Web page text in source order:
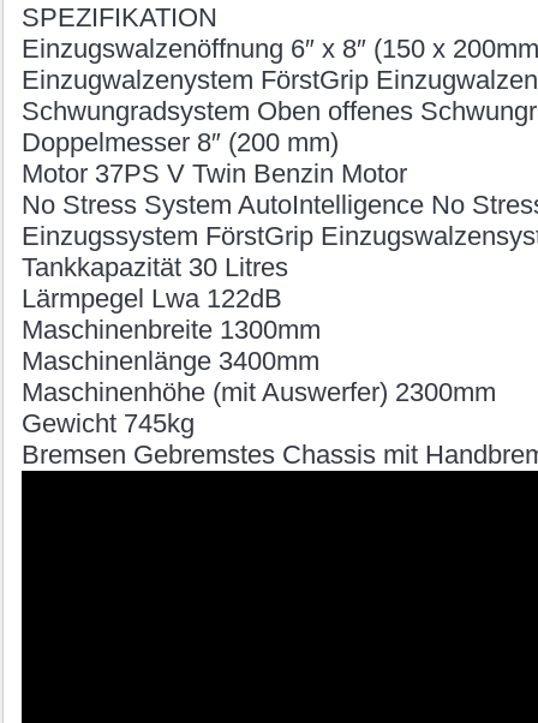
SPEZIFIKATION
Einzugswalzenöffnung 6″ x 8″ (150 x
Einzugwalzenystem FörstGrip
Schwungradsystem Oben offenes
Doppelmesser 8″ (200 mm)
Motor 37PS V Twin Benzin Motor
No Stress System AutoIntelligence No
Einzugssystem FörstGrip
Tankkapazität 30 Litres
Lärmpegel Lwa 122dB
Maschinenbreite 1300mm
Maschinenlänge 3400mm
Maschinenhöhe (mit Auswerfer) 2300mm
Gewicht 745kg
Bremsen Gebremstes Chassis mit